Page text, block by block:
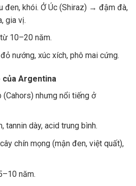
đen, khói. Ở Úc (Shiraz) → đậm đà,
gia vị.
10–20 năm.
nướng, xúc xích, phô mai cứng.
của Argentina
(Cahors) nhưng nổi tiếng ở
tannin dày, acid trung bình.
chín mọng (mận đen, việt quất),
năm.